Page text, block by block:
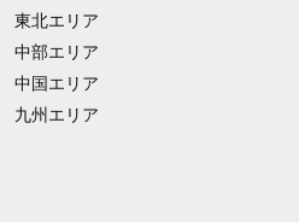
東北エリア
中部エリア
中国エリア
九州エリア